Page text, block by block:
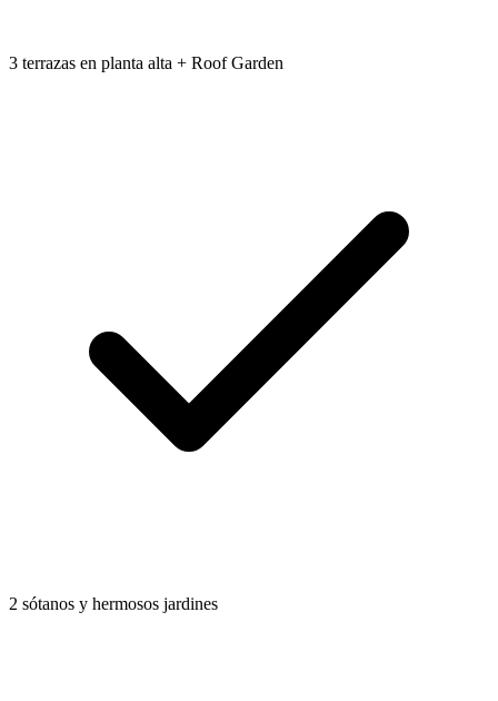
3 terrazas en planta alta + Roof Garden
2 sótanos y hermosos jardines